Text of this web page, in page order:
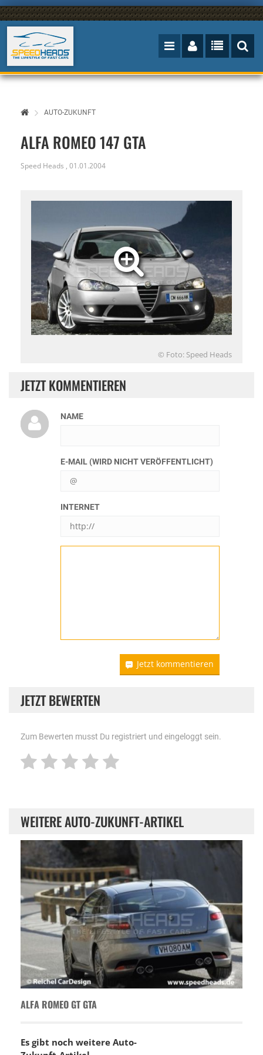
AUTO-ZUKUNFT
ALFA ROMEO 147 GTA
Speed Heads , 01.01.2004
© Foto: Speed Heads
JETZT KOMMENTIEREN
NAME
E-MAIL (WIRD NICHT VERÖFFENTLICHT)
INTERNET
Jetzt kommentieren
JETZT BEWERTEN
Zum Bewerten musst Du registriert und eingeloggt sein.
WEITERE AUTO-ZUKUNFT-ARTIKEL
ALFA ROMEO GT GTA
Es gibt noch weitere Auto-